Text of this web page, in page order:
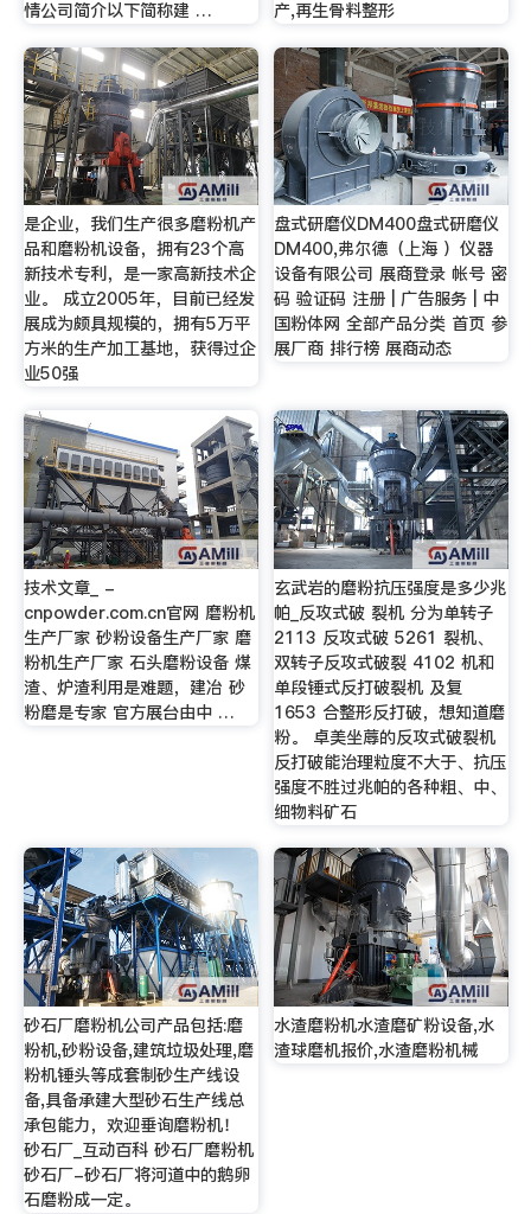
情公司简介以下简称建 … 产,再生骨料整形
是企业，我们生产很多磨粉机产
品和磨粉机设备，拥有23个高
新技术专利，是一家高新技术企
业。 成立2005年，目前已经发
展成为颇具规模的，拥有5万平
方米的生产加工基地，获得过企
业50强
盘式研磨仪DM400盘式研磨仪
DM400,弗尔德（上海 ）仪器
设备有限公司 展商登录 帐号 密
码 验证码 注册 | 广告服务 | 中
国粉体网 全部产品分类 首页 参
展厂商 排行榜 展商动态
技术文章_ -
cnpowder.com.cn官网 磨粉机
生产厂家 砂粉设备生产厂家 磨
粉机生产厂家 石头磨粉设备 煤
渣、炉渣利用是难题，建冶 砂
粉磨是专家 官方展台由中 …
玄武岩的磨粉抗压强度是多少兆
帕_反攻式破 裂机 分为单转子
2113 反攻式破 5261 裂机、
双转子反攻式破裂 4102 机和
单段锤式反打破裂机 及复
1653 合整形反打破，想知道磨
粉。 卓美坐蓐的反攻式破裂机
反打破能治理粒度不大于、抗压
强度不胜过兆帕的各种粗、中、
细物料矿石
砂石厂磨粉机公司产品包括:磨
粉机,砂粉设备,建筑垃圾处理,磨
粉机锤头等成套制砂生产线设
备,具备承建大型砂石生产线总
承包能力，欢迎垂询磨粉机！
砂石厂_互动百科 砂石厂磨粉机
砂石厂-砂石厂将河道中的鹅卵
石磨粉成一定。
水渣磨粉机水渣磨矿粉设备,水
渣球磨机报价,水渣磨粉机械